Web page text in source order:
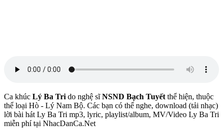
Ca khúc Lý Ba Trido nghệ sĩNSND Bạch Tuyếtthể hiện, thuộc
thể loại Hò - Lý Nam Bộ. Các bạn có thể nghe, download (tải nhạc)
lời bài hát Ly Ba Tri mp3, lyric, playlist/album, MV/Video Ly Ba Tri
miễn phí tại NhacDanCa.Net